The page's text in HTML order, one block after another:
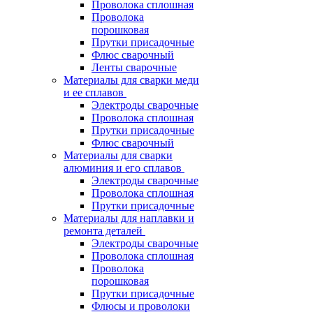
Проволока сплошная
Проволока
порошковая
Прутки присадочные
Флюс сварочный
Ленты сварочные
Материалы для сварки меди
и ее сплавов
Электроды сварочные
Проволока сплошная
Прутки присадочные
Флюс сварочный
Материалы для сварки
алюминия и его сплавов
Электроды сварочные
Проволока сплошная
Прутки присадочные
Материалы для наплавки и
ремонта деталей
Электроды сварочные
Проволока сплошная
Проволока
порошковая
Прутки присадочные
Флюсы и проволоки